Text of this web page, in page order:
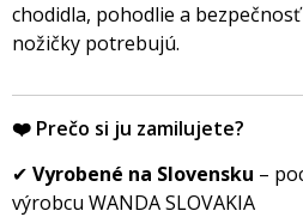
chodidla, pohodlie a
nožičky potrebujú.
❤️ Prečo si ju zamilujete?
✔ Vyrobené na Slovensku –
výrobcu WANDA SLOVAKIA